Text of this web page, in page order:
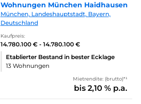
Wohnungen München Haidhausen
München, Landeshauptstadt, Bayern,
Deutschland
Kaufpreis:
14.780.100 € - 14.780.100 €
Etablierter Bestand in bester Ecklage
13 Wohnungen
Mietrendite: (brutto)*¹
bis 2,10 % p.a.